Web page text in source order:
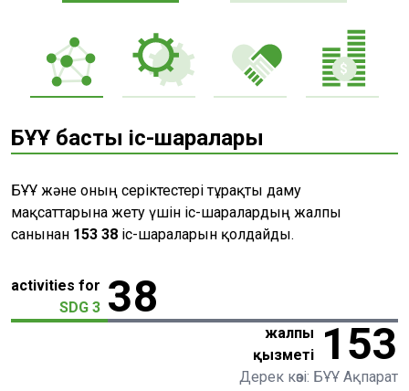
БҰҰ басты іс-шаралары
БҰҰ және оның серіктестері тұрақты даму
мақсаттарына жету үшін іс-шаралардың жалпы
санынан 153 38 іс-шараларын қолдайды.
activities for
SDG 3 38
жалпы
қызметі
153
Дерек көзі: БҰҰ Ақпарат